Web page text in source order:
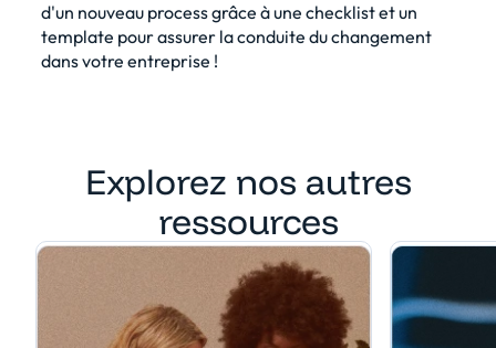
d'un nouveau process grâce à une checklist et un
template pour assurer la conduite du changement
dans votre entreprise !
Explorez nos autres
ressources